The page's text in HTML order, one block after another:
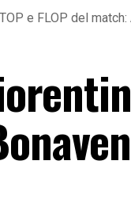
e FLOP del